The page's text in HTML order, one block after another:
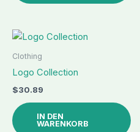
Clothing
Logo Collection
$30.89
IN DEN
WARENKORB